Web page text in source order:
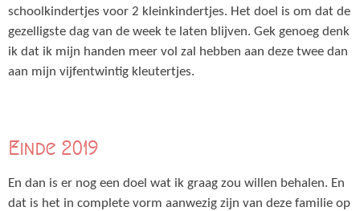
schoolkindertjes voor 2 kleinkindertjes. Het doel is om dat de
gezelligste dag van de week te laten blijven. Gek genoeg denk
ik dat ik mijn handen meer vol zal hebben aan deze twee dan
aan mijn vijfentwintig kleutertjes.
Einde 2019
En dan is er nog een doel wat ik graag zou willen behalen. En
dat is het in complete vorm aanwezig zijn van deze familie op